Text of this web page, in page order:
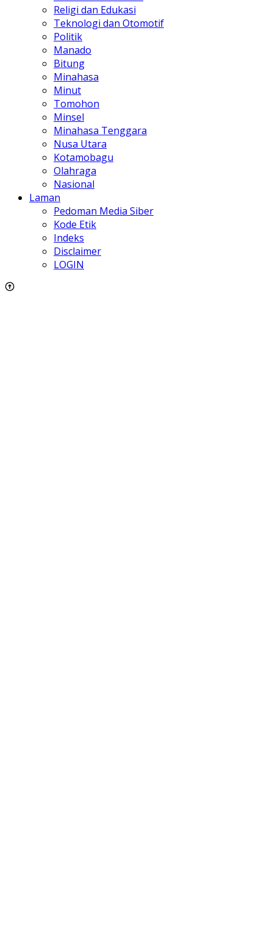
Religi dan Edukasi
Teknologi dan Otomotif
Politik
Manado
Bitung
Minahasa
Minut
Tomohon
Minsel
Minahasa Tenggara
Nusa Utara
Kotamobagu
Olahraga
Nasional
Laman
Pedoman Media Siber
Kode Etik
Indeks
Disclaimer
LOGIN